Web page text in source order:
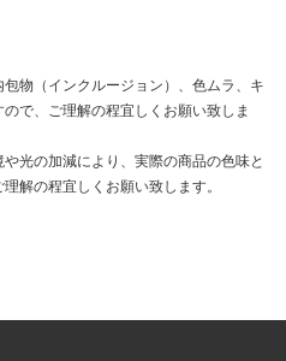
物（インクルージョン）、色ムラ、キ
で、ご理解の程宜しくお願い致しま
光の加減により、実際の商品の色味と
解の程宜しくお願い致します。